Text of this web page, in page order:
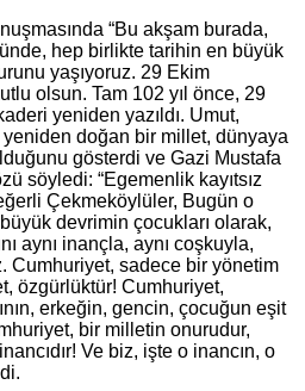
“Bu akşam burada,
hep birlikte tarihin en büyük
yaşıyoruz. 29 Ekim
olsun. Tam 102 yıl önce, 29
yeniden yazıldı. Umut,
yeniden doğan bir millet, dünyaya
gösterdi ve Gazi Mustafa
söyledi: “Egemenlik kayıtsız
Çekmeköylüler, Bugün o
devrimin çocukları olarak,
aynı inançla, aynı coşkuyla,
Cumhuriyet, sadece bir yönetim
özgürlüktür! Cumhuriyet,
erkeğin, gencin, çocuğun eşit
bir milletin onurudur,
Ve biz, işte o inancın, o